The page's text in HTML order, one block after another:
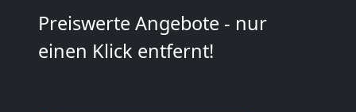
Preiswerte Angebote - nur
einen Klick entfernt!
National